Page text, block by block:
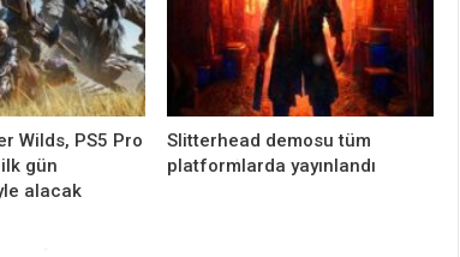
Wilds, PS5 Pro
gün
alacak
Slitterhead demosu tüm
platformlarda yayınlandı